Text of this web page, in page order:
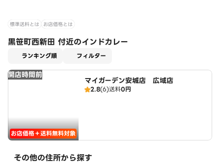
標準送料とは お店価格とは
黒笹町西新田 付近のインドカレー
ランキング順 フィルター
開店時間前
お店価格＋送料無料対象
マイガーデン安城店 広域店
2.8(6)送料0円
その他の住所から探す